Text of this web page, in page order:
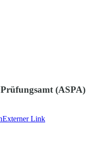
(ASPA)
Externer Link